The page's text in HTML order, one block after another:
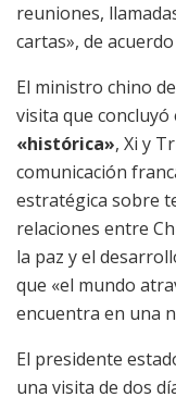
reuniones,
cartas», de
El ministro chino
visita que concluyó
«histórica», Xi y
comunicación
estratégica sobre
relaciones entre
la paz y el
que «el mundo
encuentra en una
El presidente
una visita de dos